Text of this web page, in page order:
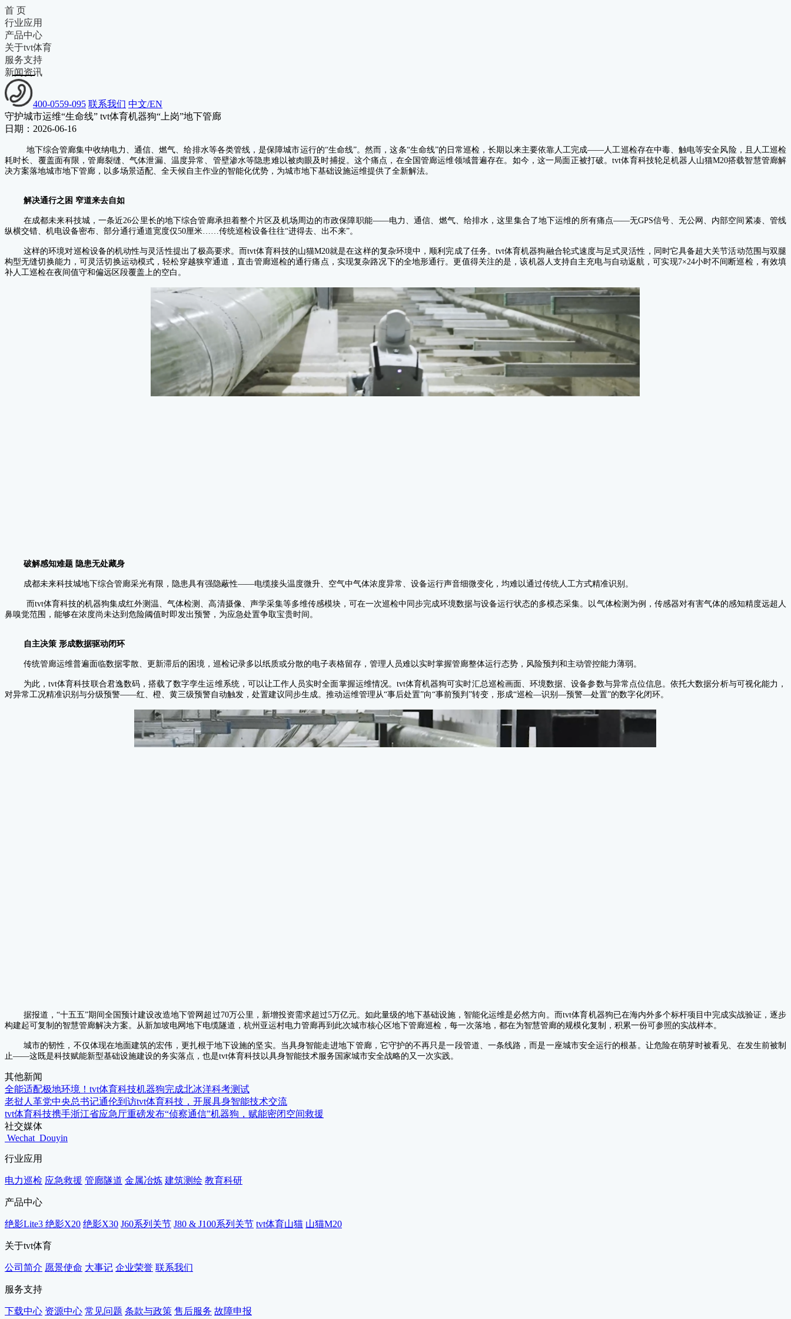
首 页
行业应用
产品中心
关于tvt体育
服务支持
新闻资讯
400-0559-095 联系我们 中文/EN
绝影Lite3
教育科研
行业应用
绝影X30
行业应用
机器人关节
J80&J100系列关节
机器人关节
守护城市运维“生命线” tvt体育机器狗“上岗”地下管廊
日期：2026-06-16
地下综合管廊集中收纳电力、通信、燃气、给排水等各类管线，是保障城市运行的“生命线”。然而，这条“生命线”的日常巡检，长期以来主要依靠人工完成——人工巡检存在中毒、触电等安全风险，
且人工巡检
耗时长、覆盖面有限，管廊裂缝、气体泄漏、温度异常、管壁渗水等隐患难以被肉眼及时捕捉。这个痛点，在全国管廊运维领域普遍存在。 如今，这一局面正被打破。tvt体育科技轮足机器人山猫M20搭载智慧管廊解
决方案落地城市地下管廊，以多场景适配、全天候自主作业的智能化优势，为城市地下基础设施运维提供了全新解法。
解决通行之困 窄道来去自如
在成都未来科技城，一条近26公里长的地下综合管廊承担着整个片区及机场周边的市政保障职能——电力、通信、燃气、给排水，这里集合了地下运维的所有痛点——无GPS信号、无公网、内部空间紧凑、管线
纵横交错、机电设备密布、部分通行通道宽度仅50厘米……传统巡检设备往往“进得去、出不来”。
这样的环境对巡检设备的机动性与灵活性提出了极高要求。而tvt体育科技的山猫M20就是在这样的复杂环境中，顺利完成了任务。tvt体育机器狗融合轮式速度与足式灵活性，同时它具备超大关节活动范围与双腿
构型无缝切换能力，可灵活切换运动模式，轻松穿越狭窄通道，直击管廊巡检的通行痛点，实现复杂路况下的全地形通行。更值得关注的是，该机器人支持自主充电与自动返航，可实现7×24小时不间断巡检，有效填
补人工巡检在夜间值守和偏远区段覆盖上的空白。
破解感知难题 隐患无处藏身
成都未来科技城地下综合管廊采光有限，隐患具有强隐蔽性——电缆接头温度微升、空气中气体浓度异常、设备运行声音细微变化，均难以通过传统人工方式精准识别。
而tvt体育科技的机器狗集成红外测温、气体检测、高清摄像、声学采集等多维传感模块，可在一次巡检中同步完成环境数据与设备运行状态的多模态采集。以气体检测为例，传感器对有害气体的感知精度远超人
鼻嗅觉范围，能够在浓度尚未达到危险阈值时即发出预警，为应急处置争取宝贵时间。
自主决策 形成数据驱动闭环
传统管廊运维普遍面临数据零散、更新滞后的困境，巡检记录多以纸质或分散的电子表格留存，管理人员难以实时掌握管廊整体运行态势，风险预判和主动管控能力薄弱。
为此，tvt体育科技联合君逸数码，搭载了数字孪生运维系统，可以让工作人员实时全面掌握运维情况。tvt体育机器狗可实时汇总巡检画面、环境数据、设备参数与异常点位信息。依托大数据分析与可视化能力，
对异常工况精准识别与分级预警——红、橙、黄三级预警自动触发，处置建议同步生成。推动运维管理从“事后处置”向“事前预判”转变，形成“巡检—识别—预警—处置”的数字化闭环。
据报道，“十五五”期间全国预计建设改造地下管网超过70万公里，新增投资需求超过5万亿元。如此量级的地下基础设施，智能化运维是必然方向。而tvt体育机器狗已在海内外多个标杆项目中完成实战验证，逐步
构建起可复制的智慧管廊解决方案。从新加坡电网地下电缆隧道，杭州亚运村电力管廊再到此次城市核心区地下管廊巡检，每一次落地，都在为智慧管廊的规模化复制，积累一份可参照的实战样本。
城市的韧性，不仅体现在地面建筑的宏伟，更扎根于地下设施的坚实。当具身智能走进地下管廊，它守护的不再只是一段管道、一条线路，而是一座城市安全运行的根基。 让危险在萌芽时被看见、在发生前被制
止——这既是科技赋能新型基础设施建设的务实落点，也是tvt体育科技以具身智能技术服务国家城市安全战略的又一次实践。
其他新闻
全能适配极地环境！tvt体育科技机器狗完成北冰洋科考测试
老挝人革党中央总书记通伦到访tvt体育科技，开展具身智能技术交流
tvt体育科技携手浙江省应急厅重磅发布“侦察通信”机器狗，赋能密闭空间救援
社交媒体
Wechat Douyin
行业应用
电力巡检 应急救援 管廊隧道 金属冶炼 建筑测绘 教育科研
产品中心
绝影Lite3 绝影X20 绝影X30 J60系列关节 J80 & J100系列关节 tvt体育山猫 山猫M20
关于tvt体育
公司简介 愿景使命 大事记 企业荣誉 联系我们
服务支持
下载中心 资源中心 常见问题 条款与政策 售后服务 故障申报